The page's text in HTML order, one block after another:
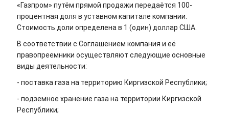
«Газпром» путём прямой продажи передаётся 100-
процентная доля в уставном капитале компании.
Стоимость доли определена в 1 (один) доллар США.
В соответствии с Соглашением компания и её
правопреемники осуществляют следующие основные
виды деятельности:
- поставка газа на территорию Киргизской Республики;
- подземное хранение газа на территории Киргизской
Республики;